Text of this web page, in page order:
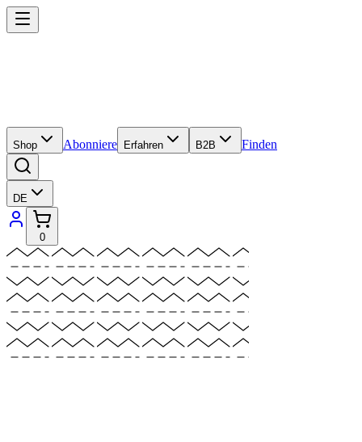
Shop Abonniere Erfahren B2B Finden
DE
0